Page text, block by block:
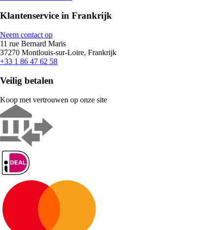
Klantenservice in Frankrijk
Neem contact op
11 rue Bernard Maris
37270 Montlouis-sur-Loire, Frankrijk
+33 1 86 47 62 58
Veilig betalen
Koop met vertrouwen op onze site